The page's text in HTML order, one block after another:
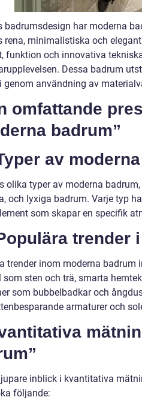
badrumsdesign har moderna
rena, minimalistiska och
funktion och innovativa
Dessa badrum
genom användning av
omfattande
badrum”
av
olika typer av moderna
och lyxiga badrum. Varje typ
som skapar en specifik
trender
trender inom moderna
som sten och trä, smarta
som bubbelbadkar och
armaturer och
inblick i kvantitativa
följande: